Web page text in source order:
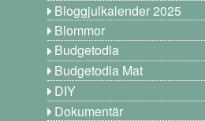
Bloggjulkalender 2025
Blommor
Budgetodla
Budgetodla Mat
DIY
Dokumentär